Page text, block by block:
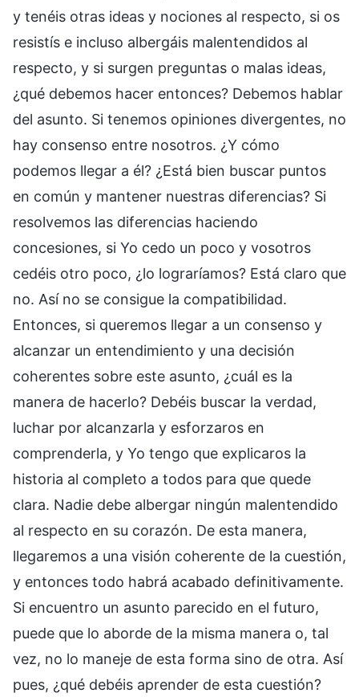
y tenéis otras ideas y nociones al respecto, si os
resistís e incluso albergáis malentendidos al
respecto, y si surgen preguntas o malas ideas,
¿qué debemos hacer entonces? Debemos hablar
del asunto. Si tenemos opiniones divergentes, no
hay consenso entre nosotros. ¿Y cómo
podemos llegar a él? ¿Está bien buscar puntos
en común y mantener nuestras diferencias? Si
resolvemos las diferencias haciendo
concesiones, si Yo cedo un poco y vosotros
cedéis otro poco, ¿lo lograríamos? Está claro que
no. Así no se consigue la compatibilidad.
Entonces, si queremos llegar a un consenso y
alcanzar un entendimiento y una decisión
coherentes sobre este asunto, ¿cuál es la
manera de hacerlo? Debéis buscar la verdad,
luchar por alcanzarla y esforzaros en
comprenderla, y Yo tengo que explicaros la
historia al completo a todos para que quede
clara. Nadie debe albergar ningún malentendido
al respecto en su corazón. De esta manera,
llegaremos a una visión coherente de la cuestión,
y entonces todo habrá acabado definitivamente.
Si encuentro un asunto parecido en el futuro,
puede que lo aborde de la misma manera o, tal
vez, no lo maneje de esta forma sino de otra. Así
pues, ¿qué debéis aprender de esta cuestión?